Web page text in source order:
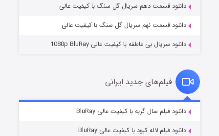
قسمت۷ (زیرنویس) منتشر شد
دانلود قسمت دهم سریال گل سنگ با کیفیت عالی
دانلود قسمت نهم سریال گل سنگ با کیفیت عالی
دانلود سریال بی عاطفه با کیفیت عالی 1080p BluRay
فیلم‌های جدید ایرانی
دانلود فیلم سال گربه با کیفیت عالی BluRay
دانلود فیلم لاله کبود با کیفیت عالی BluRay